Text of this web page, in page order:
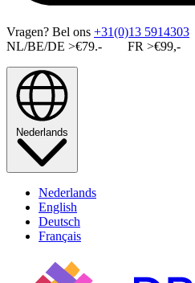
Vragen? Bel ons +31(0)13 5914303
NL/BE/DE >€79.- FR >€99,-
Nederlands
Nederlands
English
Deutsch
Français